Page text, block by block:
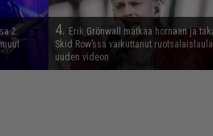
2:
4. Erik Grönwall matkaa hornaan ja
Skid Row’ssa vaikuttanut
uuden videon